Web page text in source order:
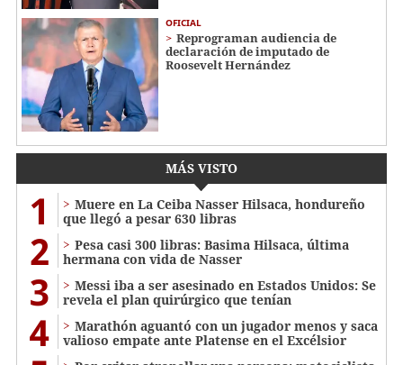
OFICIAL
Reprograman audiencia de
declaración de imputado de
Roosevelt Hernández
MÁS VISTO
1
Muere en La Ceiba Nasser Hilsaca, hondureño
que llegó a pesar 630 libras
2
Pesa casi 300 libras: Basima Hilsaca, última
hermana con vida de Nasser
3
Messi iba a ser asesinado en Estados Unidos: Se
revela el plan quirúrgico que tenían
4
Marathón aguantó con un jugador menos y saca
valioso empate ante Platense en el Excélsior